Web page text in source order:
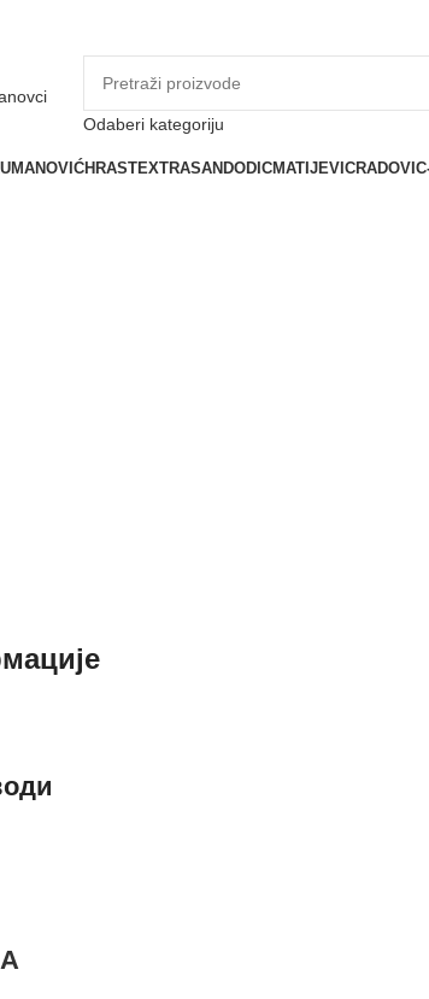
Odaberi kategoriju
HRASTEXTRASANDODICMATIJEVIC